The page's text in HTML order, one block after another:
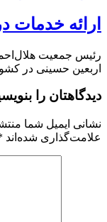
ارائه خدمات
رئیس جمعیت
اربعین حسینی در
دیدگاهتان را
نشانی ایمیل شما
علامت‌گذاری شده‌اند